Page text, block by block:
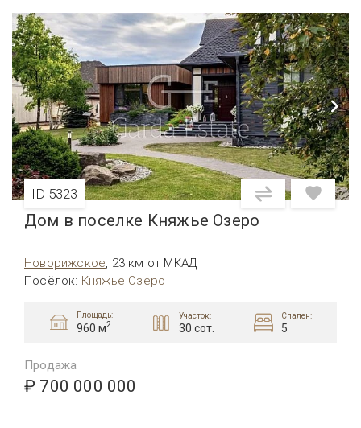
ID 5323
Дом в поселке Княжье Озеро
Новорижское, 23 км от МКАД
Посёлок: Княжье Озеро
Площадь:
960 м2
Участок:
30 сот.
Спален:
5
Продажа
₽ 700 000 000